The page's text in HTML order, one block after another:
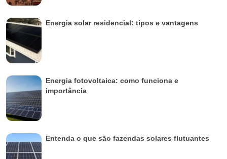
Energia solar residencial: tipos e vantagens
Energia fotovoltaica: como funciona e
importância
Entenda o que são fazendas solares flutuantes